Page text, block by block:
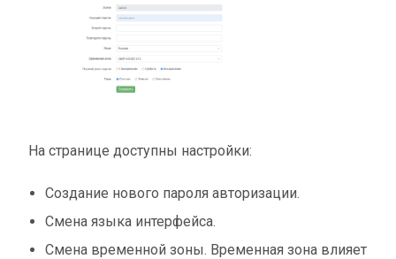
На странице доступны настройки:
Создание нового пароля авторизации.
Смена языка интерфейса.
Смена временной зоны. Временная зона влияет